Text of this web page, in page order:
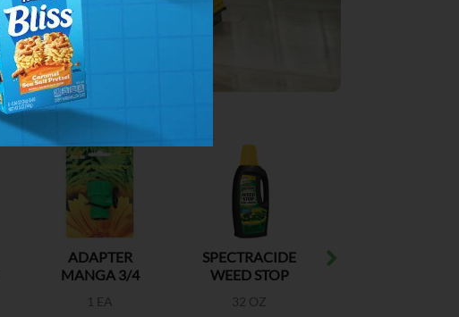
ADAPTER
MANGA 3/4
1 EA
SPECTRACIDE
WEED STOP
32 OZ